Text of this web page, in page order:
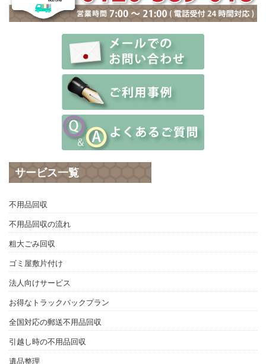
サービス一覧
不用品回収
不用品回収の流れ
粗大ごみ回収
ゴミ屋敷片付け
法人向けサービス
お得なトラックパックプラン
全国対応の郵送不用品回収
引越し時の不用品回収
遺品整理